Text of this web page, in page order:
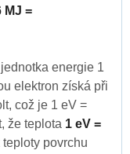
MJ =
energie 1
elektron získá při
což je 1 eV =
že teplota 1 eV =
povrchu